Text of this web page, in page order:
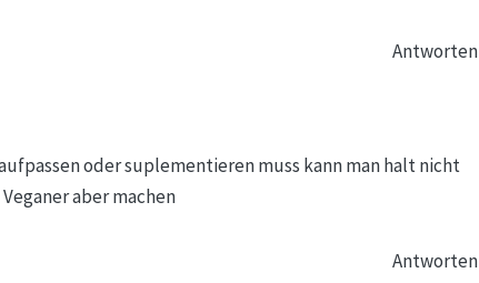
Antworten
oder suplementieren muss kann man halt nicht
aber machen
Antworten